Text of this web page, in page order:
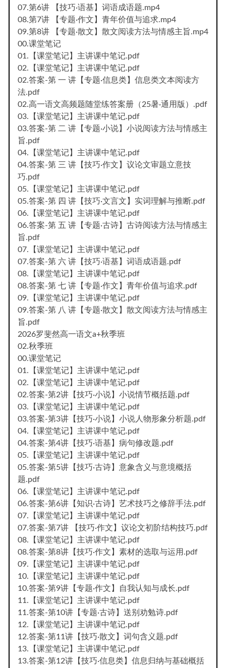
07.第6讲 【技巧·语基】词语成语题.mp4
08.第7讲 【专题·作文】青年价值与追求.mp4
09.第8讲 【专题·散文】散文阅读方法与情感主旨.mp4
00.课堂笔记
01.【课堂笔记】主讲课中笔记.pdf
02.【课堂笔记】主讲课中笔记.pdf
02.答案-第 一 讲【专题·信息类】信息类文本阅读方
法.pdf
02.高一语文高频题随堂练答案册（25暑·通用版）.pdf
03.【课堂笔记】主讲课中笔记.pdf
03.答案-第 二 讲【专题·小说】小说阅读方法与情感主
旨.pdf
04.【课堂笔记】主讲课中笔记.pdf
04.答案-第 三 讲【技巧·作文】议论文审题立意技
巧.pdf
05.【课堂笔记】主讲课中笔记.pdf
05.答案-第 四 讲【技巧·文言文】实词理解与推断.pdf
06.【课堂笔记】主讲课中笔记.pdf
06.答案-第 五 讲【专题·古诗】古诗阅读方法与情感主
旨.pdf
07.【课堂笔记】主讲课中笔记.pdf
07.答案-第 六 讲【技巧·语基】词语成语题.pdf
08.【课堂笔记】主讲课中笔记.pdf
08.答案-第 七 讲【专题·作文】青年价值与追求.pdf
09.【课堂笔记】主讲课中笔记.pdf
09.答案-第 八 讲【专题·散文】散文阅读方法与情感主
旨.pdf
2026罗斐然高一语文a+秋季班
02.秋季班
00.课堂笔记
01.【课堂笔记】主讲课中笔记.pdf
02.【课堂笔记】主讲课中笔记.pdf
02.答案-第2讲【技巧·小说】小说情节概括题.pdf
03.【课堂笔记】主讲课中笔记.pdf
03.答案-第3讲【技巧·小说】小说人物形象分析题.pdf
04.【课堂笔记】主讲课中笔记.pdf
04.答案-第4讲【技巧·语基】病句修改题.pdf
05.【课堂笔记】主讲课中笔记.pdf
05.答案-第5讲【技巧·古诗】意象含义与意境概括
题.pdf
06.【课堂笔记】主讲课中笔记.pdf
06.答案-第6讲【知识·古诗】艺术技巧之修辞手法.pdf
07.【课堂笔记】主讲课中笔记.pdf
07.答案-第7讲 【技巧·作文】议论文初阶结构技巧.pdf
08.【课堂笔记】主讲课中笔记.pdf
08.答案-第8讲【技巧·作文】素材的选取与运用.pdf
09.【课堂笔记】主讲课中笔记.pdf
10.【课堂笔记】主讲课中笔记.pdf
10.答案-第9讲【专题·作文】自我认知与成长.pdf
11.【课堂笔记】主讲课中笔记.pdf
11.答案-第10讲【专题·古诗】送别劝勉诗.pdf
12.【课堂笔记】主讲课中笔记.pdf
12.答案-第11讲【技巧·散文】词句含义题.pdf
13.【课堂笔记】主讲课中笔记.pdf
13.答案-第12讲【技巧·信息类】信息归纳与基础概括